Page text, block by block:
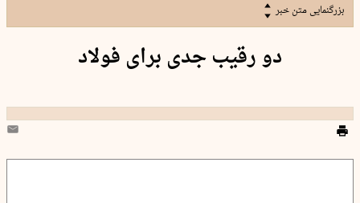
بزرگنمایی متن خبر
دو رقیب جدی برای فولاد